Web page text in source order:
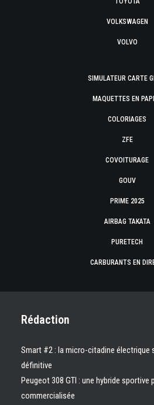
VOLKSWAGEN
VOLVO
SIMULATEUR CARTE
MAQUETTES EN
COLORIAGES
ZFE
COVOITURAGE
GOUV
PRIME 2025
AIRBAG TAKATA
PURETECH
CARBURANTS EN
Rédaction
Smart #2 : la micro-citadine électrique
définitive
Peugeot 308 GTI : une hybride sportive
commercialisée